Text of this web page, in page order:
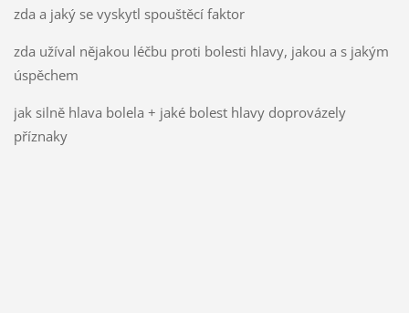
zda a jaký se vyskytl spouštěcí faktor
zda užíval nějakou léčbu proti bolesti hlavy, jakou a s jakým
úspěchem
jak silně hlava bolela + jaké bolest hlavy doprovázely
příznaky